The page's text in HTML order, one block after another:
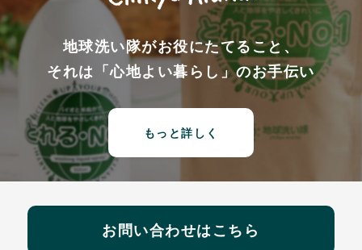
地球洗い隊がお役にたてること、
それは「心地よい暮らし」のお手伝い
もっと詳しく
お問い合わせはこちら